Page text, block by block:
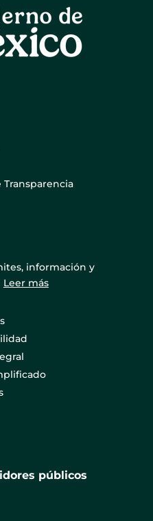
información y
Leer más
públicos